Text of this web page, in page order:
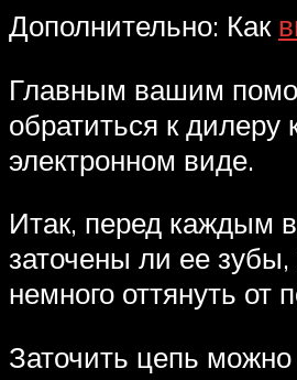
Дополнительно: Как
Главным вашим
обратиться к
электронном виде.
Итак, перед каждым
заточены ли ее
немного оттянуть от
Заточить цепь